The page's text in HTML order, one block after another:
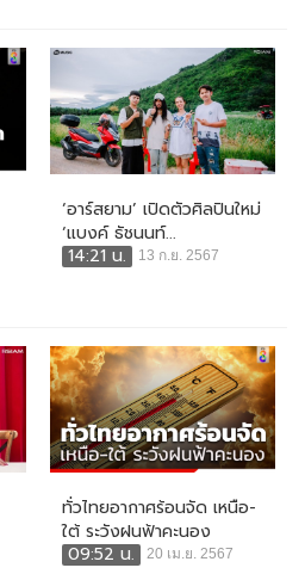
‘อาร์สยาม’ เปิดตัวศิลปินใหม่
‘แบงค์ ธัชนนท์...
14:21 น.
13 ก.ย. 2567
ทั่วไทยอากาศร้อนจัด เหนือ-
ใต้ ระวังฝนฟ้าคะนอง
09:52 น.
20 เม.ย. 2567